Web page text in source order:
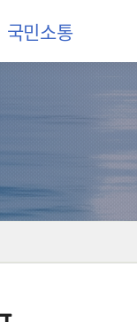
국민소통